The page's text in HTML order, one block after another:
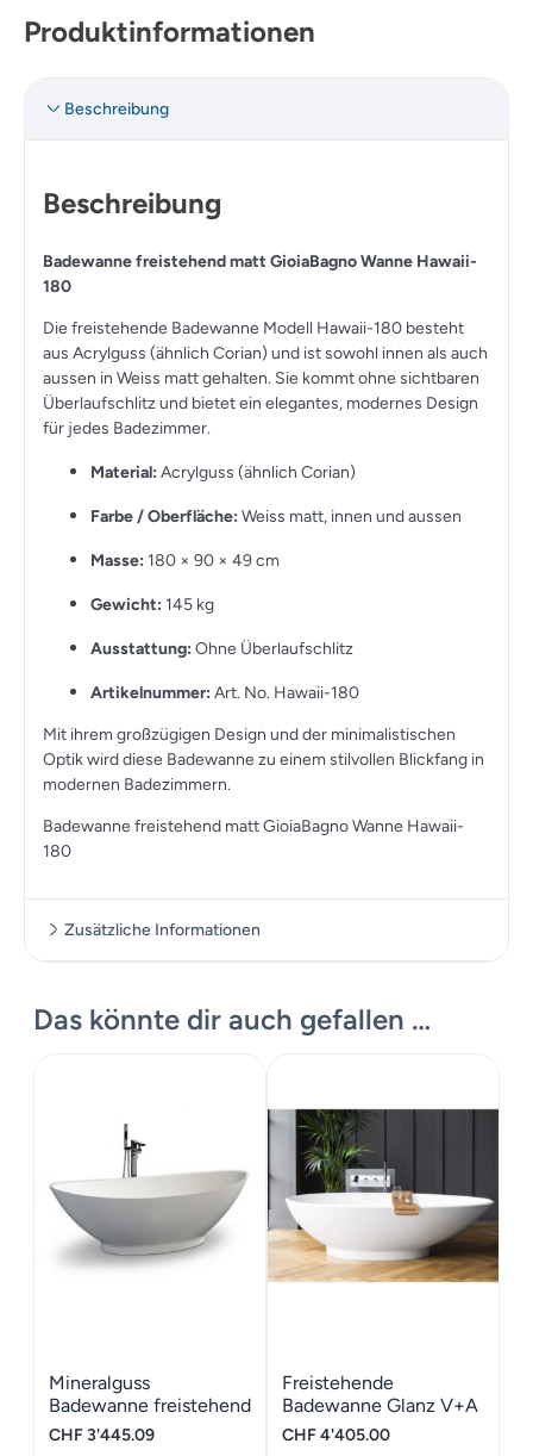
Produktinformationen
Beschreibung
Beschreibung
Badewanne freistehend matt GioiaBagno Wanne Hawaii-
180
Die freistehende Badewanne Modell Hawaii-180 besteht
aus Acrylguss (ähnlich Corian) und ist sowohl innen als auch
aussen in Weiss matt gehalten. Sie kommt ohne sichtbaren
Überlaufschlitz und bietet ein elegantes, modernes Design
für jedes Badezimmer.
Material: Acrylguss (ähnlich Corian)
Farbe / Oberfläche: Weiss matt, innen und aussen
Masse: 180 × 90 × 49 cm
Gewicht: 145 kg
Ausstattung: Ohne Überlaufschlitz
Artikelnummer: Art. No. Hawaii-180
Mit ihrem großzügigen Design und der minimalistischen
Optik wird diese Badewanne zu einem stilvollen Blickfang in
modernen Badezimmern.
Badewanne freistehend matt GioiaBagno Wanne Hawaii-
180
Zusätzliche Informationen
Zusätzliche Informationen
Das könnte dir auch gefallen …
Mineralguss
Badewanne freistehend
Bijou-188 GioiaBagno
CHF3'445.09
Freistehende
Badewanne Glanz V+A
Napoli
CHF4'405.00